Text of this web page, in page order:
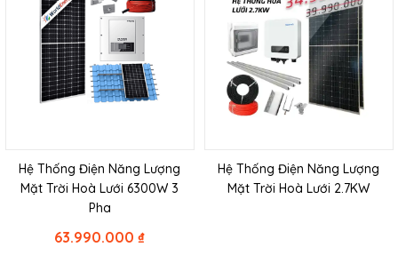
Hệ Thống Điện Năng Lượng
Mặt Trời Hoà Lưới 6300W 3
Pha
63.990.000 ₫
Hệ Thống Điện Năng Lượng
Mặt Trời Hoà Lưới 2.7KW